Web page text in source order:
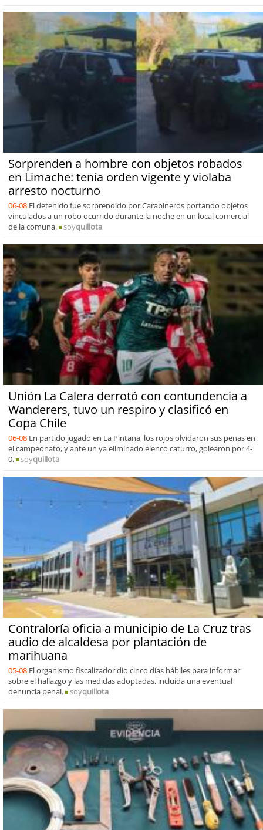
Sorprenden a hombre con objetos robados
en Limache: tenía orden vigente y violaba
arresto nocturno
06-08 El detenido fue sorprendido por Carabineros portando objetos
vinculados a un robo ocurrido durante la noche en un local comercial
de la comuna.
soyquillota
Unión La Calera derrotó con contundencia a
Wanderers, tuvo un respiro y clasificó en
Copa Chile
06-08 En partido jugado en La Pintana, los rojos olvidaron sus penas en
el campeonato, y ante un ya eliminado elenco caturro, golearon por 4-
0.
soyquillota
Contraloría oficia a municipio de La Cruz tras
audio de alcaldesa por plantación de
marihuana
05-08 El organismo fiscalizador dio cinco días hábiles para informar
sobre el hallazgo y las medidas adoptadas, incluida una eventual
denuncia penal.
soyquillota